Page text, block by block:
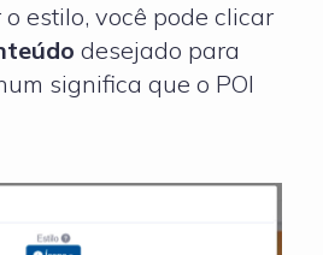
estilo, você pode clicar
desejado para
significa que o POI